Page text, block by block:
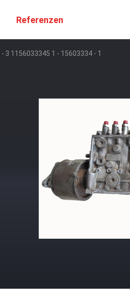
Referenzen
1156033345 1 - 15603334 - 1